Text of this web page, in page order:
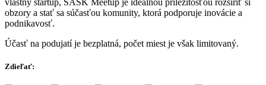
obzory a stať sa súčasťou komunity, ktorá podporuje inovácie a
podnikavosť.
Účasť na podujatí je bezplatná, počet miest je však limitovaný.
Zdieľať: